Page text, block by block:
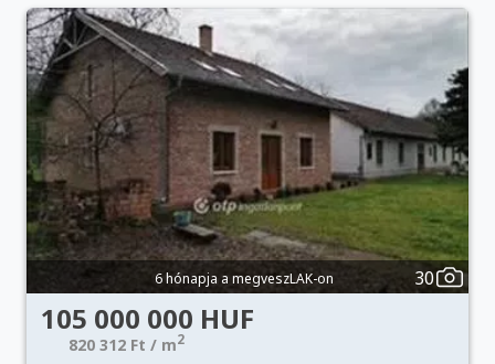
6 hónapja a megveszLAK-on 30
105 000 000 HUF
820 312 Ft / m2